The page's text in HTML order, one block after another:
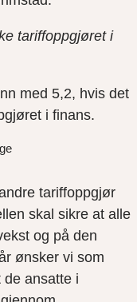
tariffoppgjøret i
med 5,2, hvis det
i finans.
tariffoppgjør
skal sikre at alle
og på den
ønsker vi som
ansatte i